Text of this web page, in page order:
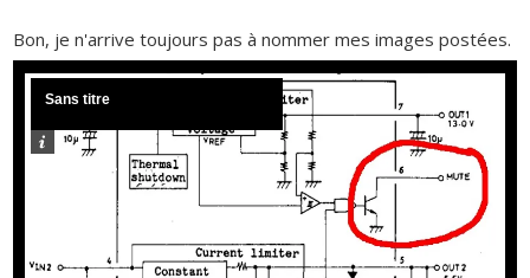
Bon, je n'arrive toujours pas à nommer mes images postées.
Sans titre